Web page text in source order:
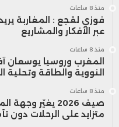
منذ 8 ساعات
فوزي لقجع : المغاربة
عبر الأفكار والمشاريع
منذ 8 ساعات
المغرب وروسيا يوسعان
النووية والطاقة وتحلية
منذ 8 ساعات
صيف 2026 يغيّر
متزايد على الرحلات دون